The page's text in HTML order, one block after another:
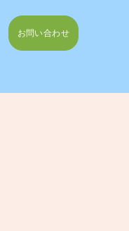
お問い合わせ